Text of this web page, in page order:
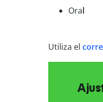
Oral
Utiliza el